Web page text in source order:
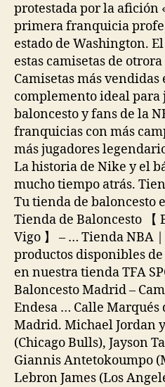
protestada por la afición
primera franquicia
estado de Washington.
estas camisetas de
Camisetas más vendidas
complemento ideal para
baloncesto y fans de la
franquicias con más
más jugadores
La historia de Nike y el
mucho tiempo atrás.
Tu tienda de baloncesto
Tienda de Baloncesto 【
Vigo 】 – … Tienda NBA |
productos disponibles
en nuestra tienda TFA
Baloncesto Madrid –
Endesa … Calle Marqués
Madrid. Michael Jordan
(Chicago Bulls), Jayson
Giannis Antetokoumpo
Lebron James (Los